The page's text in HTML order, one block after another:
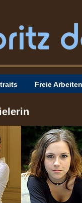
Freie Arbeiten